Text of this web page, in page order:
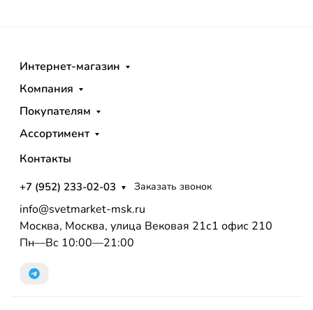
Интернет-магазин
Компания
Покупателям
Ассортимент
Контакты
+7 (952) 233-02-03 Заказать звонок
info@svetmarket-msk.ru
Москва, Москва, улица Вековая 21с1 офис 210
Пн—Вс 10:00—21:00